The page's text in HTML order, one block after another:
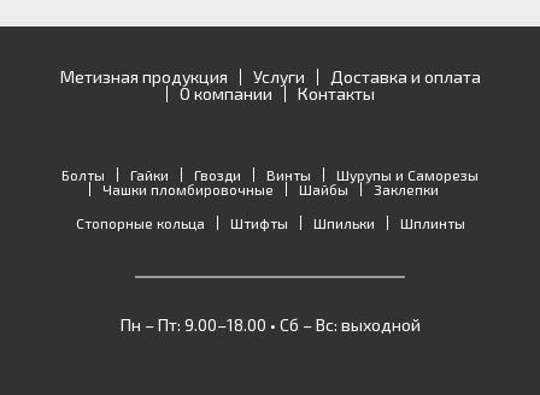
Метизная продукция Услуги
Доставка и оплата
О компании
Контакты
Болты Гайки Гвозди Винты
Шурупы и Саморезы
Чашки пломбировочные
Шайбы
Заклепки
Стопорные кольца
Штифты Шпильки Шплинты
Пн – Пт: 9.00–18.00 • Сб – Вс: выходной